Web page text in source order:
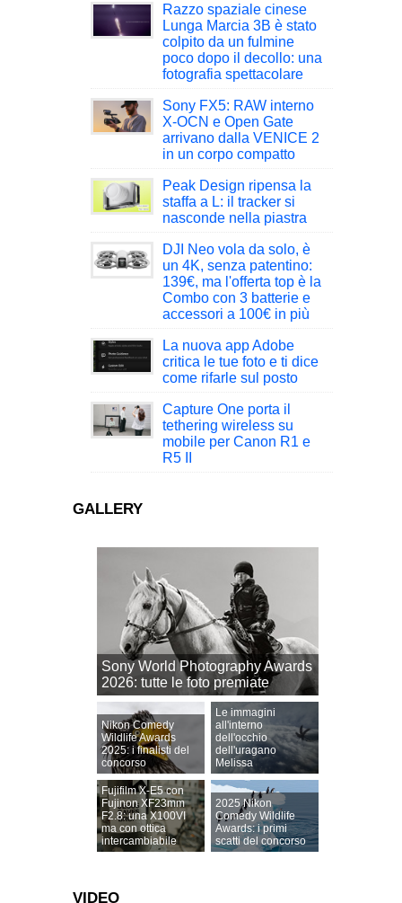
Razzo spaziale cinese
Lunga Marcia 3B è stato
colpito da un fulmine
poco dopo il decollo: una
fotografia spettacolare
Sony FX5: RAW interno
X-OCN e Open Gate
arrivano dalla VENICE 2
in un corpo compatto
Peak Design ripensa la
staffa a L: il tracker si
nasconde nella piastra
DJI Neo vola da solo, è
un 4K, senza patentino:
139€, ma l'offerta top è la
Combo con 3 batterie e
accessori a 100€ in più
La nuova app Adobe
critica le tue foto e ti dice
come rifarle sul posto
Capture One porta il
tethering wireless su
mobile per Canon R1 e
R5 II
GALLERY
Sony World Photography Awards
2026: tutte le foto premiate
Nikon Comedy
Wildlife Awards
2025: i finalisti del
concorso
Le immagini
all'interno
dell'occhio
dell'uragano
Melissa
Fujifilm X-E5 con
Fujinon XF23mm
F2.8: una X100VI
ma con ottica
intercambiabile
2025 Nikon
Comedy Wildlife
Awards: i primi
scatti del concorso
VIDEO